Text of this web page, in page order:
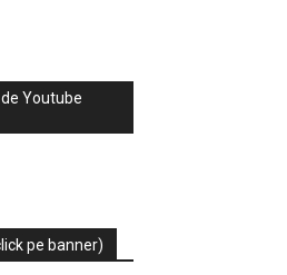
Youtube
pe banner)